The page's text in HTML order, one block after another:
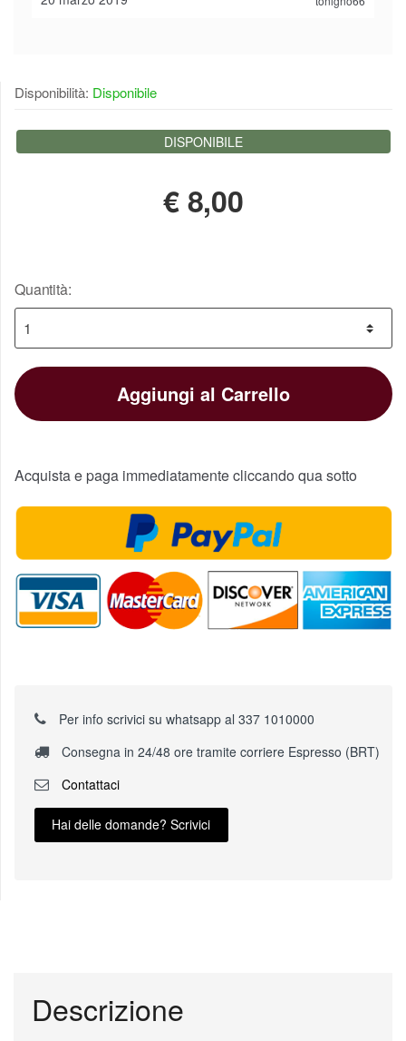
Disponibilità: Disponibile
DISPONIBILE
€8,00
Quantità:
Aggiungi al Carrello
Acquista e paga immediatamente cliccando qua sotto
Per info scrivici su whatsapp al 337 1010000
Consegna in 24/48 ore tramite corriere Espresso (BRT)
Contattaci
Hai delle domande? Scrivici
Descrizione